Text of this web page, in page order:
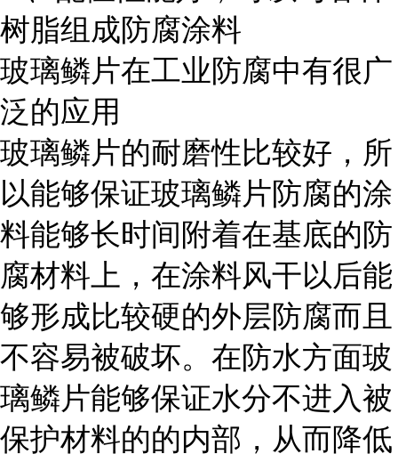
树脂组成防腐涂料
玻璃鳞片在工业防腐中有很广
泛的应用
玻璃鳞片的耐磨性比较好，所
以能够保证玻璃鳞片防腐的涂
料能够长时间附着在基底的防
腐材料上，在涂料风干以后能
够形成比较硬的外层防腐而且
不容易被破坏。在防水方面玻
璃鳞片能够保证水分不进入被
保护材料的的内部，从而降低